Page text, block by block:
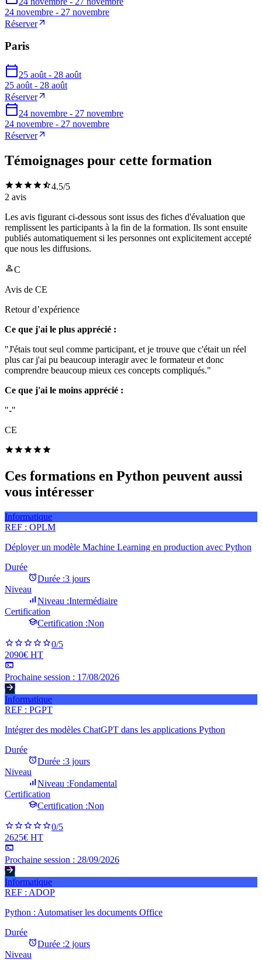
24 novembre - 27 novembre
Réserver
Paris
25 août - 28 août
25 août - 28 août
Réserver
24 novembre - 27 novembre
24 novembre - 27 novembre
Réserver
Témoignages pour cette formation
4.5/5
2 avis
Les avis figurant ci-dessous sont issus des fiches d'évaluation que
remplissent les participants à la fin de la formation. Ils sont ensuite
publiés automatiquement si les personnes ont explicitement accepté
que nous les diffusions.
C
Avis de CE
Retour d’expérience
Ce que j'ai le plus apprécié :
"J'étais tout seul comme participant, et je trouve que c'était un réel
plus car j'ai pu beaucoup interagir avec le formateur et donc
comprendre beaucoup mieux ces concepts compliqués."
Ce que j'ai le moins apprécié :
"-"
CE
Ces formations en Python peuvent aussi
vous intéresser
Informatique
REF : OPLM
Déployer un modèle Machine Learning en production avec Python
Durée
Durée :3 jours
Niveau
Niveau :Intermédiaire
Certification
Certification :Non
0/5
2090€ HT
Prochaine session : 17/08/2026
Informatique
REF : PGPT
Intégrer des modèles ChatGPT dans les applications Python
Durée
Durée :3 jours
Niveau
Niveau :Fondamental
Certification
Certification :Non
0/5
2625€ HT
Prochaine session : 28/09/2026
Informatique
REF : ADOP
Python : Automatiser les documents Office
Durée
Durée :2 jours
Niveau